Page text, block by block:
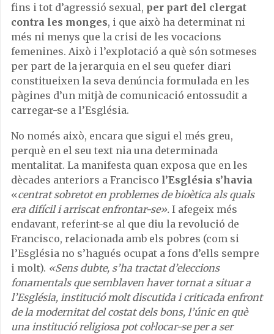
fins i tot d’agressió sexual, per part del clergat
contra les monges, i que això ha determinat ni
més ni menys que la crisi de les vocacions
femenines. Això i l’explotació a què són sotmeses
per part de la jerarquia en el seu quefer diari
constitueixen la seva denúncia formulada en les
pàgines d’un mitjà de comunicació entossudit a
carregar-se a l’Església.
No només això, encara que sigui el més greu,
perquè en el seu text nia una determinada
mentalitat. La manifesta quan exposa que en les
dècades anteriors a Francisco l’Església s’havia
«centrat sobretot en problemes de bioètica als quals
era difícil i arriscat enfrontar-se». I afegeix més
endavant, referint-se al que diu la revolució de
Francisco, relacionada amb els pobres (com si
l’Església no s’hagués ocupat a fons d’ells sempre
i molt). «Sens dubte, s’ha tractat d’eleccions
fonamentals que semblaven haver tornat a situar a
l’Església, institució molt discutida i criticada enfront
de la modernitat del costat dels bons, l’únic en què
una institució religiosa pot col·locar-se per a ser